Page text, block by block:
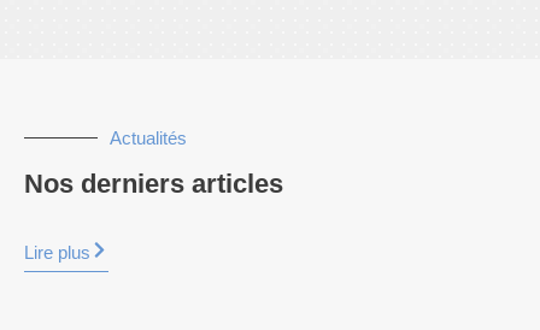
Actualités
Nos derniers articles
Lire plus